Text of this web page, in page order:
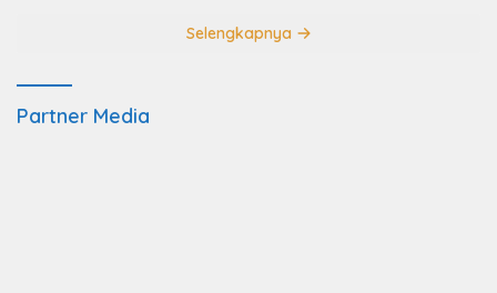
Selengkapnya
Partner Media